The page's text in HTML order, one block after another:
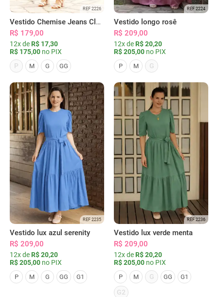
REF 2226
Vestido Chemise Jeans Clássica Serena
R$ 179,00
12x de R$ 17,30
R$ 175,00 no PIX
P
M G GG
REF 2224
Vestido longo rosê
R$ 209,00
12x de R$ 20,20
R$ 205,00 no PIX
P M G
REF 2235
Vestido lux azul serenity
R$ 209,00
12x de R$ 20,20
R$ 205,00 no PIX
P M G GG G1
REF 2236
Vestido lux verde menta
R$ 209,00
12x de R$ 20,20
R$ 205,00 no PIX
P M G GG G1
G2